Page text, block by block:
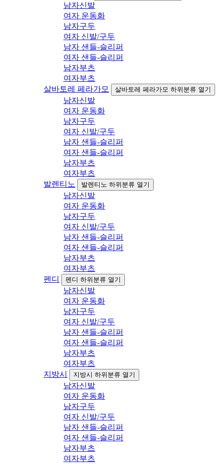
남자신발
여자 운동화
남자구두
여자 신발/구두
남자 샌들-슬리퍼
여자 샌들-슬리퍼
남자부츠
여자부츠
살바토레 페라가모
살바토레 페라가모 하위분류 열기
남자신발
여자 운동화
남자구두
여자 신발/구두
남자 샌들-슬리퍼
여자 샌들-슬리퍼
남자부츠
여자부츠
발렌티노
발렌티노 하위분류 열기
남자신발
여자 운동화
남자구두
여자 신발/구두
남자 샌들-슬리퍼
여자 샌들-슬리퍼
남자부츠
여자부츠
펜디
펜디 하위분류 열기
남자신발
여자 운동화
남자구두
여자 신발/구두
남자 샌들-슬리퍼
여자 샌들-슬리퍼
남자부츠
여자부츠
지방시
지방시 하위분류 열기
남자신발
여자 운동화
남자구두
여자 신발/구두
남자 샌들-슬리퍼
여자 샌들-슬리퍼
남자부츠
여자부츠